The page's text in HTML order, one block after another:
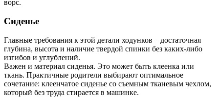
ворс.
Сиденье
Главные требования к этой детали ходунков – достаточная
глубина, высота и наличие твердой спинки без каких-либо
изгибов и углублений.
Важен и материал сиденья. Это может быть клеенка или
ткань. Практичные родители выбирают оптимальное
сочетание: клеенчатое сиденье со съемным тканевым чехлом,
который без труда стирается в машинке.